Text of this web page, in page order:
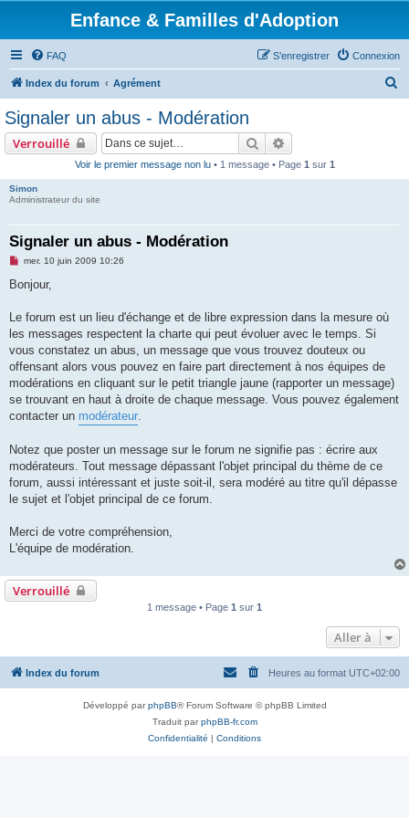
Enfance & Familles d'Adoption
FAQ Connexion
S’enregistrer
Index du forum Agrément
Signaler un abus - Modération
Verrouillé Rechercher
Voir le premier message non lu• 1 message • Page 1 sur 1
Simon
Administrateur du site
Signaler un abus - Modération
M
s
g
n
o
l
u
mer. 10 juin 2009 10:26
Bonjour,
Le forum est un lieu d'échange et de libre expression dans la mesure où
les messages respectent la charte qui peut évoluer avec le temps. Si
vous constatez un abus, un message que vous trouvez douteux ou
offensant alors vous pouvez en faire part directement à nos équipes de
modérations en cliquant sur le petit triangle jaune (rapporter un message)
se trouvant en haut à droite de chaque message. Vous pouvez également
contacter un modérateur.
Notez que poster un message sur le forum ne signifie pas : écrire aux
modérateurs. Tout message dépassant l'objet principal du thème de ce
forum, aussi intéressant et juste soit-il, sera modéré au titre qu'il dépasse
le sujet et l'objet principal de ce forum.
Merci de votre compréhension,
L'équipe de modération.
Verrouillé
1 message • Page 1 sur 1
Aller à
Index du forum Heures au format UTC+02:00
Développé parphpBB® Forum Software © phpBB Limited
Traduit parphpBB-fr.com
Confidentialité | Conditions